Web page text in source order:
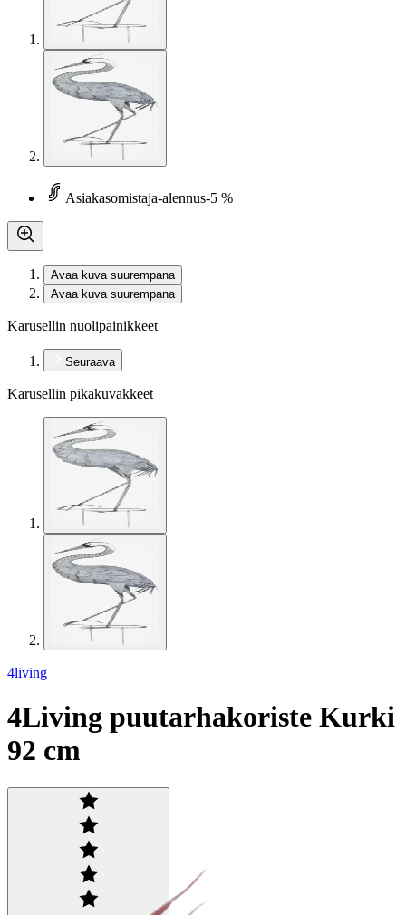
Asiakasomistaja-alennus-5 %
Avaa kuva suurempana
Avaa kuva suurempana
Karusellin nuolipainikkeet
Seuraava
Karusellin pikakuvakkeet
4living
4Living puutarhakoriste Kurki
92 cm